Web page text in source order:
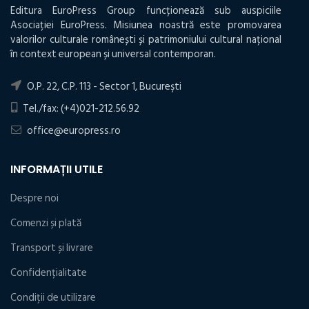
Editura EuroPress Group funcționează sub auspiciile
Asociației EuroPress. Misiunea noastră este promovarea
valorilor culturale românești și patrimoniului cultural național
în context european și universal contemporan.
O.P. 22, C.P. 113 - Sector 1, Bucureşti
Tel./fax: (+4)021-212.56.92
office@europress.ro
INFORMAȚII UTILE
Despre noi
Comenzi și plată
Transport și livrare
Confidențialitate
Condiţii de utilizare